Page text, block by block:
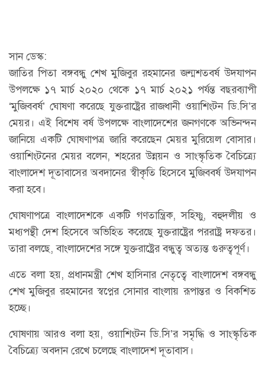
সান ডেস্ক:
জাতির পিতা বঙ্গবন্ধু শেখ মুজিবুর রহমানের জন্মশতবর্ষ উদযাপন
উপলক্ষে ১৭ মার্চ ২০২০ থেকে ১৭ মার্চ ২০২১ পর্যন্ত বছরব্যাপী
‘মুজিববর্ষ’ ঘোষণা করেছে যুক্তরাষ্ট্রের রাজধানী ওয়াশিংটন ডি.সি’র
মেয়র। এই বিশেষ বর্ষ উপলক্ষে বাংলাদেশের জনগণকে অভিনন্দন
জানিয়ে একটি ঘোষণাপত্র জারি করেছেন মেয়র মুরিয়েল বোসার।
ওয়াশিংটনের মেয়র বলেন, শহরের উন্নয়ন ও সাংস্কৃতিক বৈচিত্র্যে
বাংলাদেশ দূতাবাসের অবদানের স্বীকৃতি হিসেবে মুজিববর্ষ উদযাপন
করা হবে।
ঘোষণাপত্রে বাংলাদেশকে একটি গণতান্ত্রিক, সহিষ্ণু, বহুদলীয় ও
মধ্যপন্থী দেশ হিসেবে অভিহিত করেছে যুক্তরাষ্ট্রের পররাষ্ট্র দফতর।
তারা বলছে, বাংলাদেশের সঙ্গে যুক্তরাষ্ট্রের বন্ধুত্ব অত্যন্ত গুরুত্বপূর্ণ।
এতে বলা হয়, প্রধানমন্ত্রী শেখ হাসিনার নেতৃত্বে বাংলাদেশ বঙ্গবন্ধু
শেখ মুজিবুর রহমানের স্বপ্নের সোনার বাংলায় রূপান্তর ও বিকশিত
হচ্ছে।
ঘোষণায় আরও বলা হয়, ওয়াশিংটন ডি.সি’র সমৃদ্ধি ও সাংস্কৃতিক
বৈচিত্র্যে অবদান রেখে চলেছে বাংলাদেশ দূতাবাস।